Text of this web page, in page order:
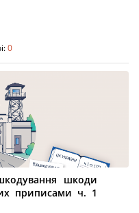
0
шкоди
приписами ч. 1